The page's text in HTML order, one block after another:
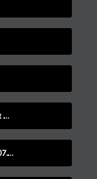
Sebastian Krumbiegel – Die Demokratie Ist Weiblich
27 „Kleinigkeiten“ gegen Langeweile am 07.08.2022